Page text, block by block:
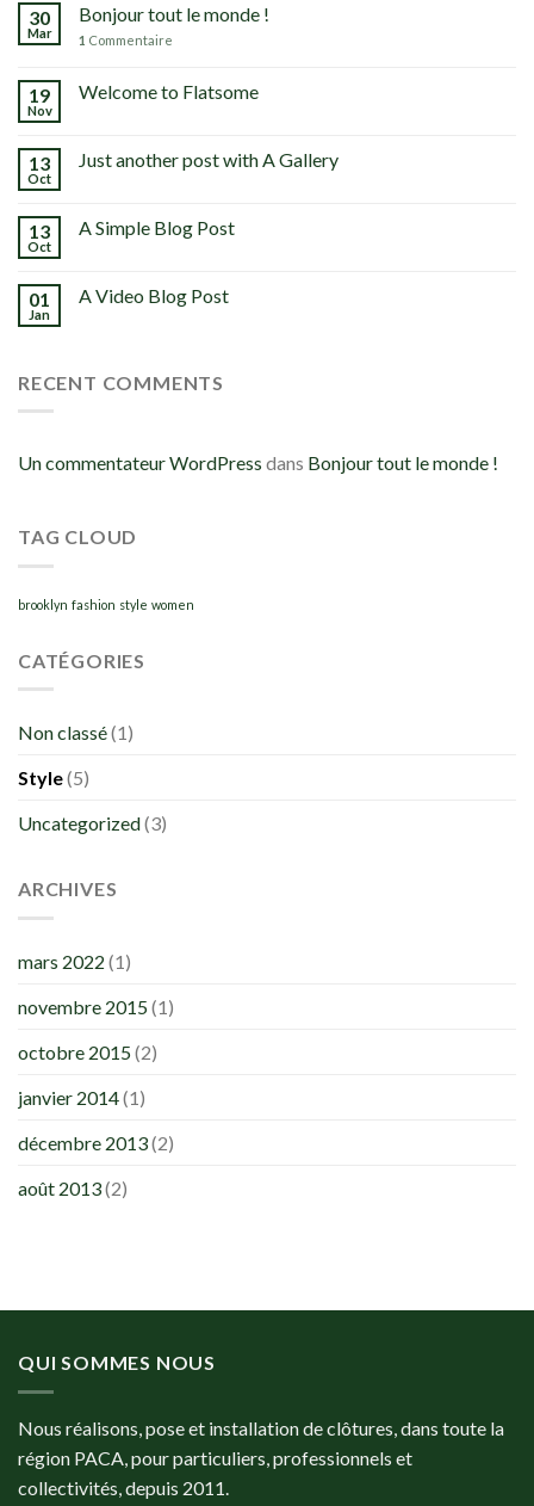
30
Mar
Bonjour tout le monde !
1 Commentaire
19
Nov
Welcome to Flatsome
13
Oct
Just another post with A Gallery
13
Oct
A Simple Blog Post
01
Jan
A Video Blog Post
RECENT COMMENTS
Un commentateur WordPress dans Bonjour tout le monde !
TAG CLOUD
brooklyn fashion style women
CATÉGORIES
Non classé(1)
Style(5)
Uncategorized(3)
ARCHIVES
mars 2022 (1)
novembre 2015(1)
octobre 2015(2)
janvier 2014(1)
décembre 2013(2)
août 2013(2)
QUI SOMMES NOUS
Nous réalisons, pose et installation de clôtures, dans toute la
région PACA, pour particuliers, professionnels et
collectivités, depuis 2011.